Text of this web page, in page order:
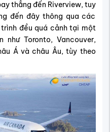
thẳng đến Riverview, tuy
đến đây thông qua các
đều quá cảnh tại một
Toronto, Vancouver,
Á và châu Âu, tùy theo